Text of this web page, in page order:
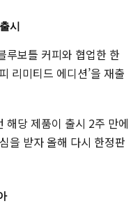
시
루보틀 커피와 협업한 한
리미티드 에디션’을 재출
해당 제품이 출시 2주 만에
을 받자 올해 다시 한정판